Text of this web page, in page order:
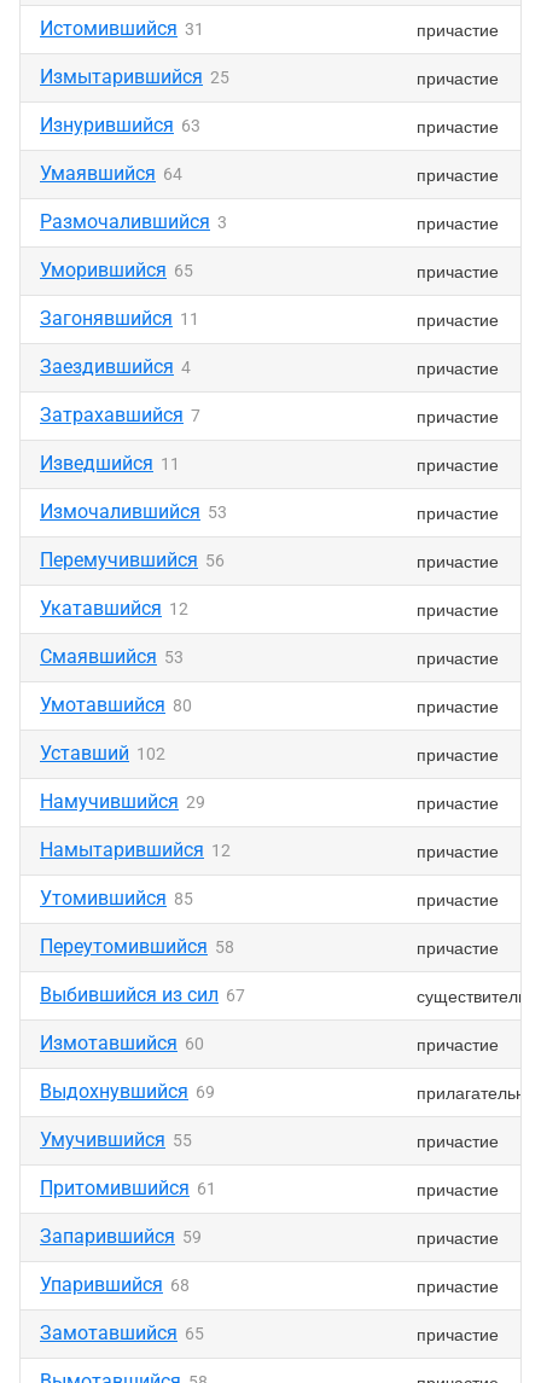
Истомившийся 31 причастие
Измытарившийся 25 причастие
Изнурившийся 63 причастие
Умаявшийся 64 причастие
Размочалившийся 3 причастие
Уморившийся 65 причастие
Загонявшийся 11 причастие
Заездившийся 4 причастие
Затрахавшийся 7 причастие
Изведшийся 11 причастие
Измочалившийся 53 причастие
Перемучившийся 56 причастие
Укатавшийся 12 причастие
Смаявшийся 53 причастие
Умотавшийся 80 причастие
Уставший 102 причастие
Намучившийся 29 причастие
Намытарившийся 12 причастие
Утомившийся 85 причастие
Переутомившийся 58 причастие
Выбившийся из сил 67
Измотавшийся 60 причастие
Выдохнувшийся 69
Умучившийся 55 причастие
Притомившийся 61 причастие
Запарившийся 59 причастие
Упарившийся 68 причастие
Замотавшийся 65 причастие